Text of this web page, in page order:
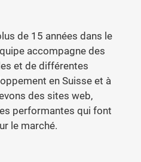
de 15 années dans le
accompagne des
et de différentes
en Suisse et à
des sites web,
performantes qui font
le marché.